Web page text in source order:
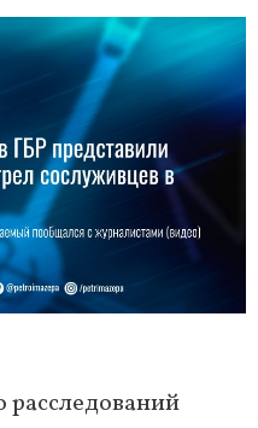
расследований